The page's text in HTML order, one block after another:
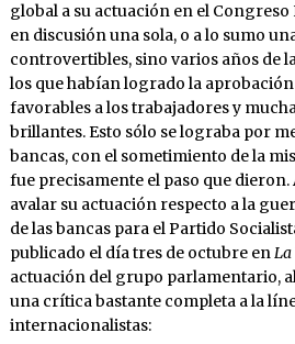
global a su actuación en el Congreso
en discusión una sola, o a lo sumo
controvertibles, sino varios años de
los que habían logrado la
favorables a los trabajadores y
brillantes. Esto sólo se lograba por
bancas, con el sometimiento de la
fue precisamente el paso que
avalar su actuación respecto a la
de las bancas para el Partido
publicado el día tres de octubre enLa
actuación del grupo parlamentario,
una crítica bastante completa a la
internacionalistas: